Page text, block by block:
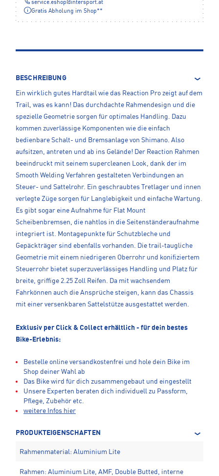
service.eshop@intersport.at
Gratis Abholung im Shop**
BESCHREIBUNG
Ein wirklich gutes Hardtail wie das Reaction Pro zeigt auf dem
Trail, was es kann! Das durchdachte Rahmendesign und die
spezielle Geometrie sorgen für optimales Handling. Dazu
kommen zuverlässige Komponenten wie die einfach
bedienbare Schalt- und Bremsanlage von Shimano. Also
aufsitzen, antreten und ab ins Gelände! Der Reaction Rahmen
beeindruckt mit seinem supercleanen Look, dank der im
Smooth Welding Verfahren gestalteten Verbindungen an
Steuer- und Sattelrohr. Ein geschraubtes Tretlager und innen
verlegte Züge sorgen für Langlebigkeit und einfache Wartung.
Es gibt sogar eine Aufnahme für Flat Mount
Scheibenbremsen, die nahtlos in die Seitenständeraufnahme
integriert ist. Montagepunkte für Schutzbleche und
Gepäckträger sind ebenfalls vorhanden. Die trail-taugliche
Geometrie mit einem niedrigeren Oberrohr und konifiziertem
Steuerrohr bietet superzuverlässiges Handling und Platz für
breite, griffige 2.25 Zoll Reifen. Da mit wachsendem
Fahrkönnen auch die Ansprüche steigen, kann das Chassis
mit einer versenkbaren Sattelstütze ausgestattet werden.
Exklusiv per Click & Collect erhältlich - für dein bestes
Bike-Erlebnis:
Bestelle online versandkostenfrei und hole dein Bike im
Shop deiner Wahl ab
Das Bike wird für dich zusammengebaut und eingestellt
Unsere Experten beraten dich individuell zu Passform,
Pflege, Zubehör etc.
weitere Infos hier
PRODUKTEIGENSCHAFTEN
Rahmenmaterial: Aluminium Lite
Rahmen: Aluminium Lite, AMF, Double Butted, interne